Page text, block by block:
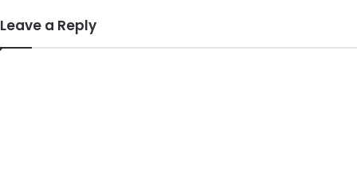
Leave a Reply